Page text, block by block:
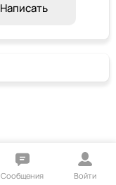
Написать
Сообщения Войти